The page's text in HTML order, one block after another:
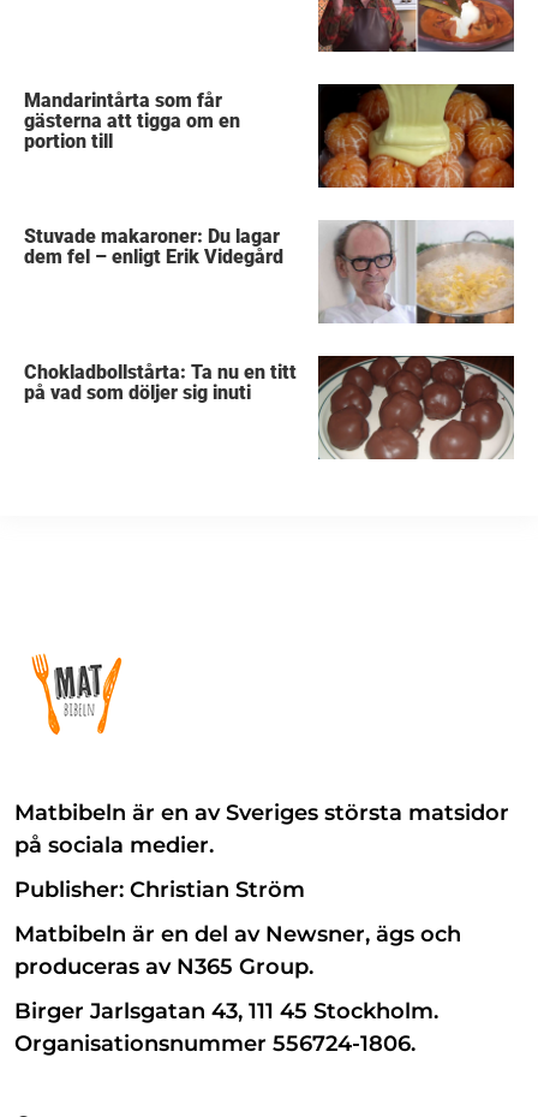
Mandarintårta som får
gästerna att tigga om en
portion till
Stuvade makaroner: Du lagar
dem fel – enligt Erik Videgård
Chokladbollstårta: Ta nu en titt
på vad som döljer sig inuti
Matbibeln är en av Sveriges största matsidor
på sociala medier.
Publisher: Christian Ström
Matbibeln är en del av Newsner, ägs och
produceras av N365 Group.
Birger Jarlsgatan 43, 111 45 Stockholm.
Organisationsnummer 556724-1806.